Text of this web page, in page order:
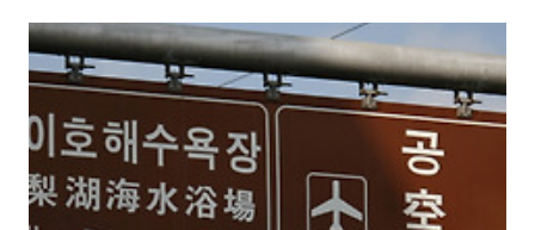
연(용연구름다리) 2008.11.01(토) 용두암 오후 1시 05분 제주공항 출발
오후 2시 00분 김포공항 도착 2) 비용정산 2008.10.29 저녁식사 : 6,000
공항리무진버스 : 4,900 음료수 : 1,000 택시 : 5,000 숙박(팬션) : 40,000
항공운임 : 37,000(아시아나 항공마일리지 이용, 공항이용료 ..